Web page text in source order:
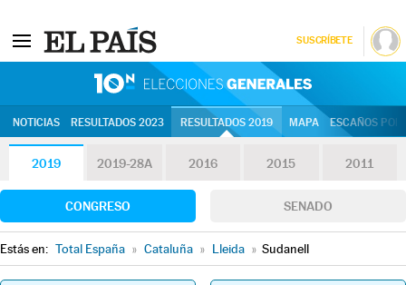
SUSCRÍBETE
NOTICIAS RESULTADOS 2023 RESULTADOS 2019 MAPA ESCAÑOS
2019 2019-28A 2016 2015 2011
CONGRESO SENADO
Estás en: Total España » Cataluña » Lleida » Sudanell